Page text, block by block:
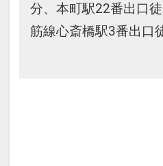
分、本町駅22番出口
筋線心斎橋駅3番出口